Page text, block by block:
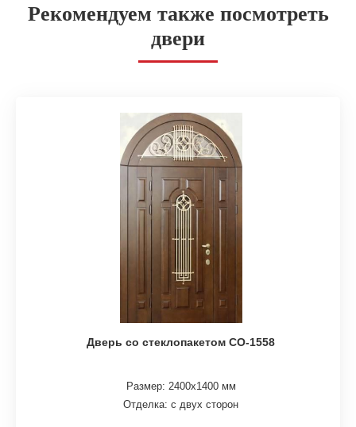
Рекомендуем также посмотреть
двери
Дверь со стеклопакетом СО-1558
Размер: 2400х1400 мм
Отделка: с двух сторон